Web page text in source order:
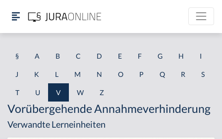
§ A B C D E F G H I
J K L M N O P Q R S
T U V W Z
Vorübergehende Annahmeverhinderung
Verwandte Lerneinheiten